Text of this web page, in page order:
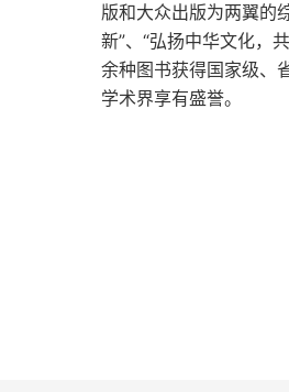
价值原则与意义世界
游子伦理
版和大众出版为两翼的
新”、“弘扬中华文化，
余种图书获得国家级、
学术界享有盛誉。